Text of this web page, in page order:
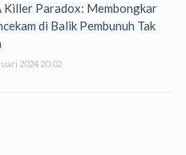
Killer Paradox: Membongkar
di Balik Pembunuh Tak
2024 20:02